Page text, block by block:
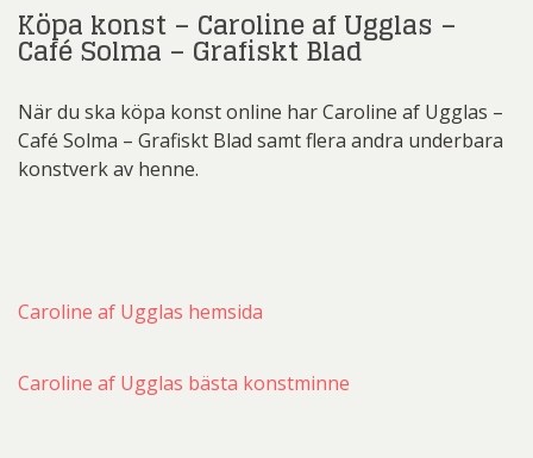
Köpa konst – Caroline af Ugglas –
Café Solma – Grafiskt Blad
När du ska köpa konst online har Caroline af Ugglas –
Café Solma – Grafiskt Blad samt flera andra underbara
konstverk av henne.
Caroline af Ugglas hemsida
Caroline af Ugglas bästa konstminne